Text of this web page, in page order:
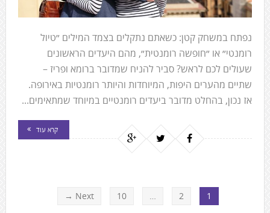
נפתח במשחק קטן: כשאתם נתקלים בצמד המילים ״טיול
רומנטי״ או ״חופשה רומנטית״, מהם היעדים הראשונים
שעולים לכם לראש? סביר להניח שמדובר ברומא ופריז –
שתיים מהערים היפות, המיוחדות והיותר רומנטיות באירופה.
אז נכון, בהחלט מדובר ביעדים רומנטיים במיוחד שמתאימים...
קרא עוד
1
2
…
10
Next →